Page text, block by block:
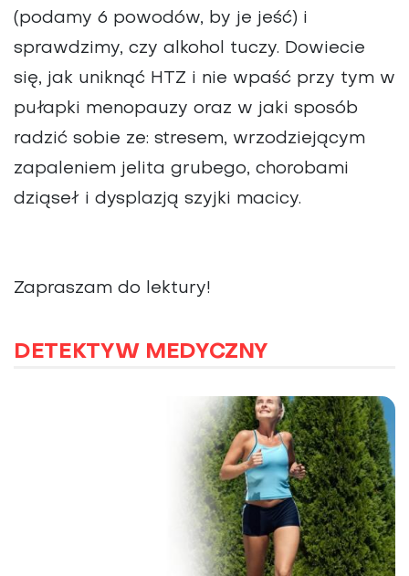
(podamy 6 powodów, by je jeść) i
sprawdzimy, czy alkohol tuczy. Dowiecie
się, jak uniknąć HTZ i nie wpaść przy tym w
pułapki menopauzy oraz w jaki sposób
radzić sobie ze: stresem, wrzodziejącym
zapaleniem jelita grubego, chorobami
dziąseł i dysplazją szyjki macicy.
Zapraszam do lektury!
DETEKTYW MEDYCZNY